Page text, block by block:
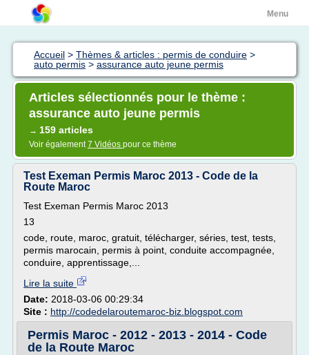
Menu
Accueil > Thèmes & articles : permis de conduire >
auto permis > assurance auto jeune permis
Articles sélectionnés pour le thème :
assurance auto jeune permis
→ 159 articles
Voir également7 Vidéos pour ce thème
Test Exeman Permis Maroc 2013 - Code de la
Route Maroc
Test Exeman Permis Maroc 2013
13
code, route, maroc, gratuit, télécharger, séries, test, tests,
permis marocain, permis à point, conduite accompagnée,
conduire, apprentissage,...
Lire la suite
Date: 2018-03-06 00:29:34
Site : http://codedelaroutemaroc-biz.blogspot.com
Permis Maroc - 2012 - 2013 - 2014 - Code
de la Route Maroc